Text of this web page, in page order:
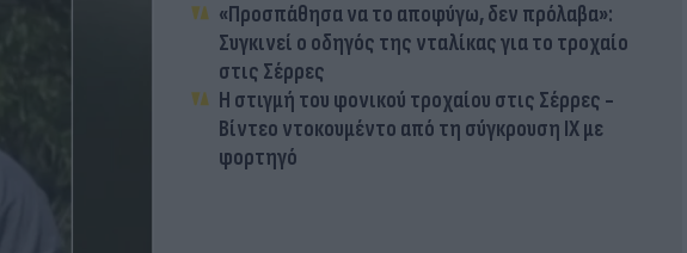
«Προσπάθησα να το αποφύγω, δεν πρόλαβα»:
Συγκινεί ο οδηγός της νταλίκας για το τροχαίο
στις Σέρρες
Η στιγμή του φονικού τροχαίου στις Σέρρες -
Βίντεο ντοκουμέντο από τη σύγκρουση ΙΧ με
φορτηγό